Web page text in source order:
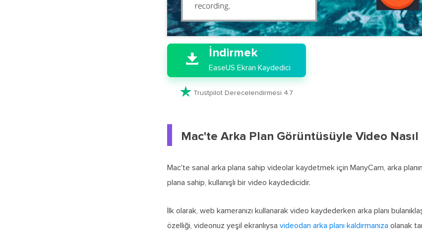

 İndirmek
EaseUS Ekran Kaydedici
 Trustpilot Derecelendirmesi 4.7
Mac'te Arka Plan Görüntüsüyle Video
Mac'te sanal arka plana sahip videolar kaydetmek için ManyCam, arka
plana sahip, kullanışlı bir video kaydedicidir.
İlk olarak, web kameranızı kullanarak video kaydederken arka planı
özelliği, videonuz yeşil ekranlıysa videodan arka planı kaldırmanıza olanak